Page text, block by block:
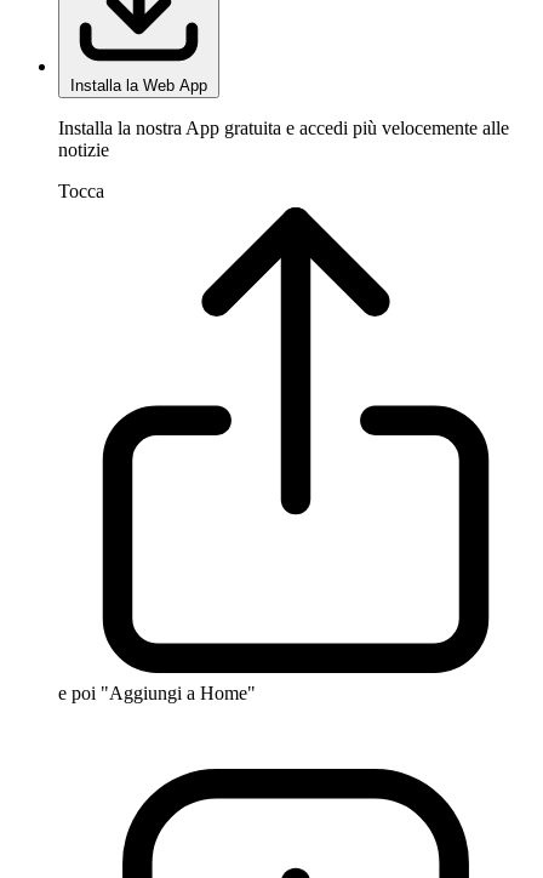
Installa la Web App
Installa la nostra App gratuita e accedi più velocemente alle
notizie
Tocca
e poi "Aggiungi a Home"